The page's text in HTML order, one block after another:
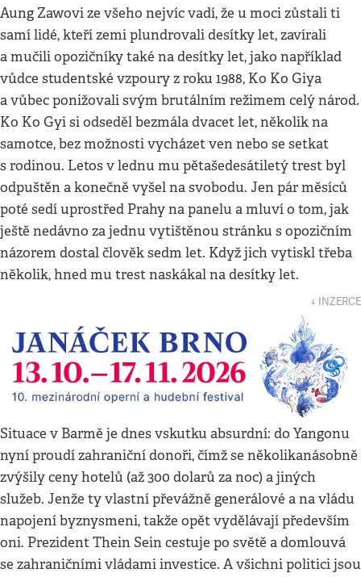
Aung Zawovi ze všeho nejvíc vadí, že u moci zůstali ti
samí lidé, kteří zemi plundrovali desítky let, zavírali
a mučili opozičníky také na desítky let, jako například
vůdce studentské vzpoury z roku 1988, Ko Ko Giya
a vůbec ponižovali svým brutálním režimem celý národ.
Ko Ko Gyi si odseděl bezmála dvacet let, několik na
samotce, bez možnosti vycházet ven nebo se setkat
s rodinou. Letos v lednu mu pětašedesátiletý trest byl
odpuštěn a konečně vyšel na svobodu. Jen pár měsíců
poté sedí uprostřed Prahy na panelu a mluví o tom, jak
ještě nedávno za jednu vytištěnou stránku s opozičním
názorem dostal člověk sedm let. Když jich vytiskl třeba
několik, hned mu trest naskákal na desítky let.
↓ INZERCE
Situace v Barmě je dnes vskutku absurdní: do Yangonu
nyní proudí zahraniční donoři, čímž se několikanásobně
zvýšily ceny hotelů (až 300 dolarů za noc) a jiných
služeb. Jenže ty vlastní převážně generálové a na vládu
napojení byznysmeni, takže opět vydělávají především
oni. Prezident Thein Sein cestuje po světě a domlouvá
se zahraničními vládami investice. A všichni politici jsou